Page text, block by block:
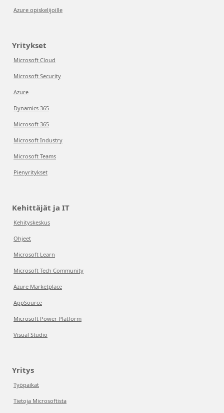
Azure opiskelijoille
Yritykset
Microsoft Cloud
Microsoft Security
Azure
Dynamics 365
Microsoft 365
Microsoft Industry
Microsoft Teams
Pienyritykset
Kehittäjät ja IT
Kehityskeskus
Ohjeet
Microsoft Learn
Microsoft Tech Community
Azure Marketplace
AppSource
Microsoft Power Platform
Visual Studio
Yritys
Työpaikat
Tietoja Microsoftista